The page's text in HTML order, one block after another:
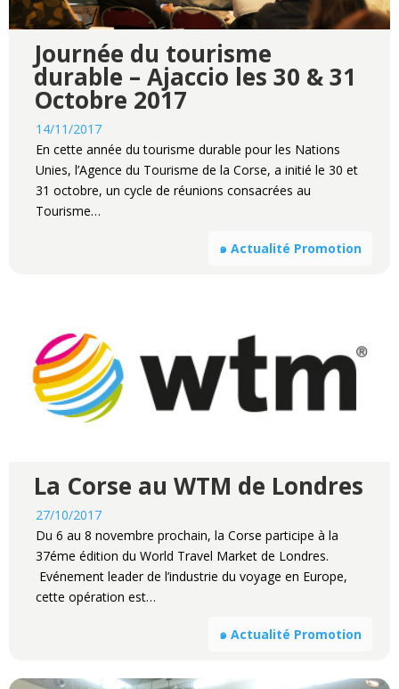
Journée du tourisme
durable – Ajaccio les 30 & 31
Octobre 2017
14/11/2017
En cette année du tourisme durable pour les Nations
Unies, l’Agence du Tourisme de la Corse, a initié le 30 et
31 octobre, un cycle de réunions consacrées au
Tourisme…
๑ Actualité Promotion
La Corse au WTM de Londres
27/10/2017
Du 6 au 8 novembre prochain, la Corse participe à la
37éme édition du World Travel Market de Londres.
Evénement leader de l’industrie du voyage en Europe,
cette opération est…
๑ Actualité Promotion